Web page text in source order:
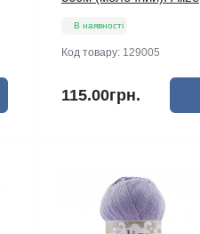
В наявності
Код товару: 129005
115.00грн.